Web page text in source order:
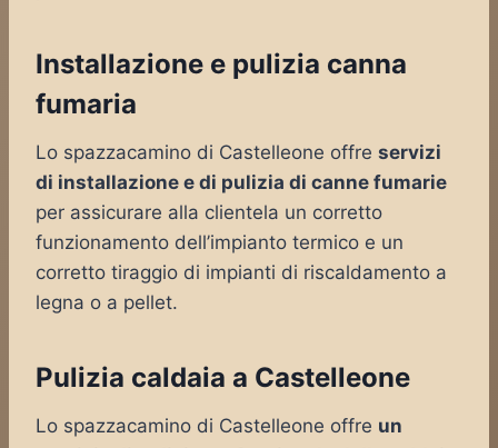
Installazione e pulizia canna
fumaria
Lo spazzacamino di Castelleone offre servizi
di installazione e di pulizia di canne fumarie
per assicurare alla clientela un corretto
funzionamento dell’impianto termico e un
corretto tiraggio di impianti di riscaldamento a
legna o a pellet.
Pulizia caldaia a Castelleone
Lo spazzacamino di Castelleone offre un